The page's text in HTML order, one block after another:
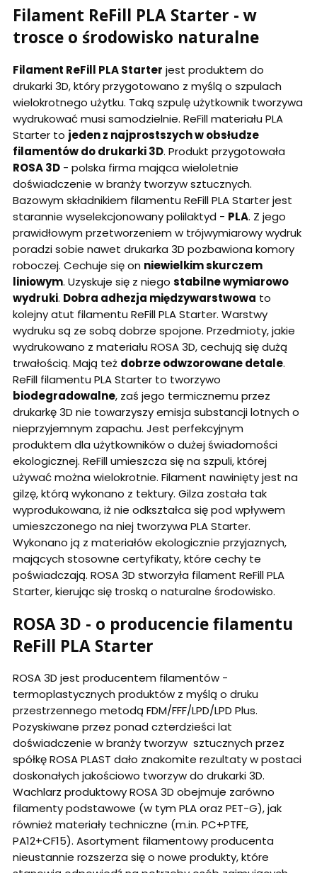
Filament ReFill PLA Starter - w
trosce o środowisko naturalne
Filament ReFill PLA Starter jest produktem do
drukarki 3D, który przygotowano z myślą o szpulach
wielokrotnego użytku. Taką szpulę użytkownik tworzywa
wydrukować musi samodzielnie. ReFill materiału PLA
Starter to jeden z najprostszych w obsłudze
filamentów do drukarki 3D. Produkt przygotowała
ROSA 3D - polska firma mająca wieloletnie
doświadczenie w branży tworzyw sztucznych.
Bazowym składnikiem filamentu ReFill PLA Starter jest
starannie wyselekcjonowany polilaktyd - PLA. Z jego
prawidłowym przetworzeniem w trójwymiarowy wydruk
poradzi sobie nawet drukarka 3D pozbawiona komory
roboczej. Cechuje się on niewielkim skurczem
liniowym. Uzyskuje się z niego stabilne wymiarowo
wydruki. Dobra adhezja międzywarstwowa to
kolejny atut filamentu ReFill PLA Starter. Warstwy
wydruku są ze sobą dobrze spojone. Przedmioty, jakie
wydrukowano z materiału ROSA 3D, cechują się dużą
trwałością. Mają też dobrze odwzorowane detale.
ReFill filamentu PLA Starter to tworzywo
biodegradowalne, zaś jego termicznemu przez
drukarkę 3D nie towarzyszy emisja substancji lotnych o
nieprzyjemnym zapachu. Jest perfekcyjnym
produktem dla użytkowników o dużej świadomości
ekologicznej. ReFill umieszcza się na szpuli, której
używać można wielokrotnie. Filament nawinięty jest na
gilzę, którą wykonano z tektury. Gilza została tak
wyprodukowana, iż nie odkształca się pod wpływem
umieszczonego na niej tworzywa PLA Starter.
Wykonano ją z materiałów ekologicznie przyjaznych,
mających stosowne certyfikaty, które cechy te
poświadczają. ROSA 3D stworzyła filament ReFill PLA
Starter, kierując się troską o naturalne środowisko.
ROSA 3D - o producencie filamentu
ReFill PLA Starter
ROSA 3D jest producentem filamentów -
termoplastycznych produktów z myślą o druku
przestrzennego metodą FDM/FFF/LPD/LPD Plus.
Pozyskiwane przez ponad czterdzieści lat
doświadczenie w branży tworzyw sztucznych przez
spółkę ROSA PLAST dało znakomite rezultaty w postaci
doskonałych jakościowo tworzyw do drukarki 3D.
Wachlarz produktowy ROSA 3D obejmuje zarówno
filamenty podstawowe (w tym PLA oraz PET-G), jak
również materiały techniczne (m.in. PC+PTFE,
PA12+CF15). Asortyment filamentowy producenta
nieustannie rozszerza się o nowe produkty, które